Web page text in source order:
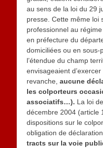
au sens de la loi du 29
presse. Cette même loi
professionnel au
en préfecture du
domiciliées ou en
l’étendue du champ
envisageaient
revanche, aucune
les colporteurs
associatifs…). La loi
décembre 2004 (article
dispositions sur le
obligation de
tracts sur la voie